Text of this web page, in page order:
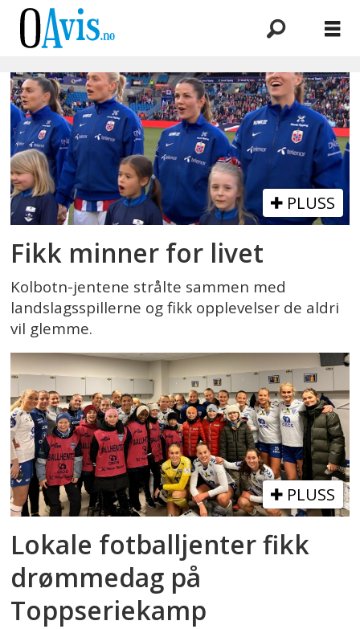
Emne:
fotballjenter
PLUSS
Fikk minner for livet
Kolbotn-jentene strålte sammen med
landslagsspillerne og fikk opplevelser de aldri
vil glemme.
PLUSS
Lokale fotballjenter fikk
drømmedag på
Toppseriekamp